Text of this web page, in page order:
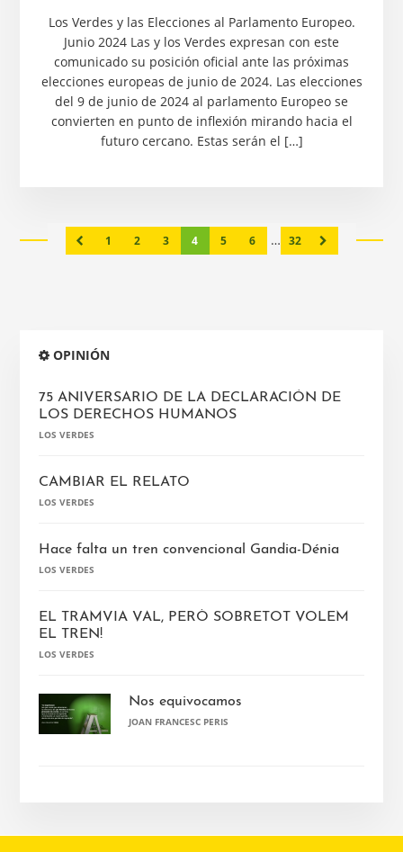
Los Verdes y las Elecciones al Parlamento Europeo.
Junio 2024 Las y los Verdes expresan con este
comunicado su posición oficial ante las próximas
elecciones europeas de junio de 2024. Las elecciones
del 9 de junio de 2024 al parlamento Europeo se
convierten en punto de inflexión mirando hacia el
futuro cercano. Estas serán el […]
Página
1 Página
2 Página
3 Página
4 Página
5 Página
6
Páginas
intermedias
… Página
32
principal
OPINIÓN
75 ANIVERSARIO DE LA DECLARACIÓN DE
LOS DERECHOS HUMANOS
LOS VERDES
CAMBIAR EL RELATO
LOS VERDES
Hace falta un tren convencional Gandia-Dénia
LOS VERDES
EL TRAMVIA VAL, PERÒ SOBRETOT VOLEM
EL TREN!
LOS VERDES
Nos equivocamos
JOAN FRANCESC PERIS